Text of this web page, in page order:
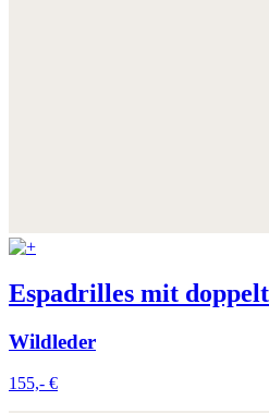
Espadrilles mit
Wildleder
155,- €